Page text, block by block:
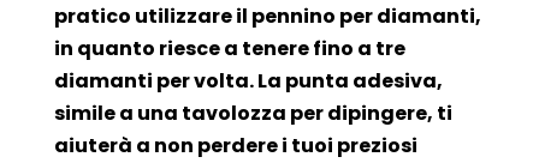
pratico utilizzare il pennino per diamanti,
in quanto riesce a tenere fino a tre
diamanti per volta. La punta adesiva,
simile a una tavolozza per dipingere, ti
aiuterà a non perdere i tuoi preziosi